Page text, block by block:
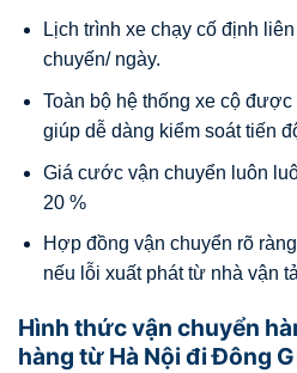
Lịch trình xe chạy cố định
chuyến/ ngày.
Toàn bộ hệ thống xe cộ
giúp dễ dàng kiểm soát tiến
Giá cước vận chuyển luôn
20 %
Hợp đồng vận chuyển rõ
nếu lỗi xuất phát từ nhà vận
Hình thức vận chuyển
hàng từ Hà Nội đi Đông